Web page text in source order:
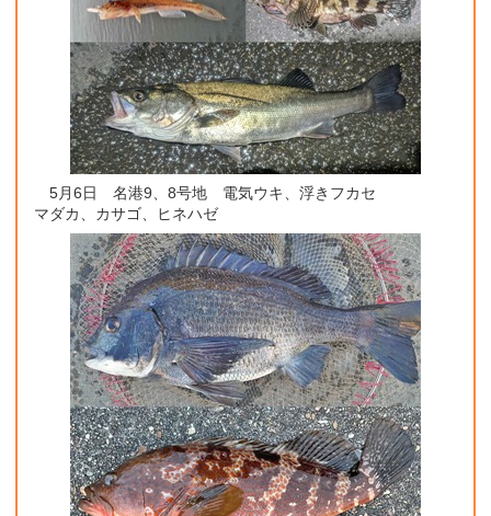
5月6日 名港9、8号地 電気ウキ、浮きフカセ
マダカ、カサゴ、ヒネハゼ